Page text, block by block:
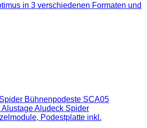
in 3 verschiedenen Formaten und